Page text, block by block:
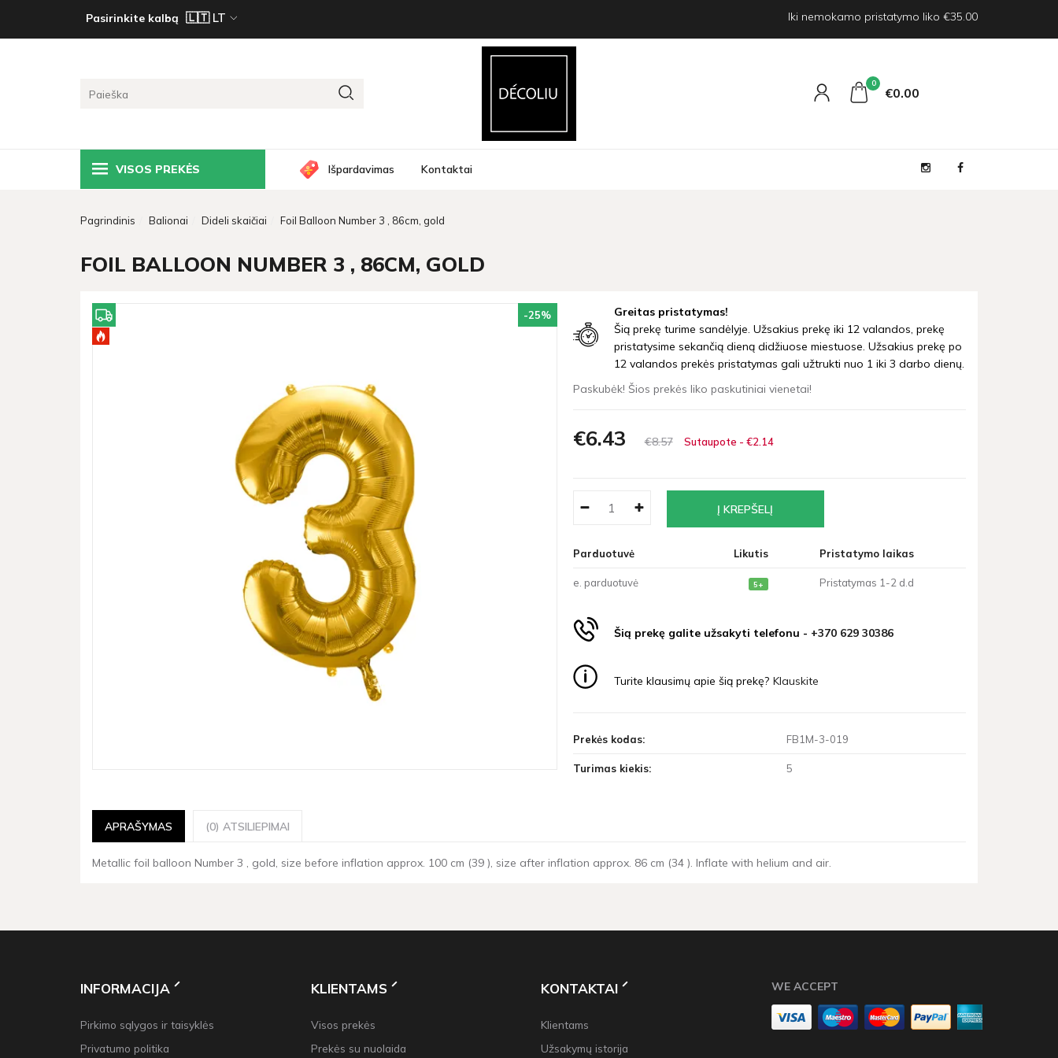
Pasirinkite kalbą Iki nemokamo pristatymo liko €35.00
0
€0 00
VISOS PREKĖS Išpardavimas Kontaktai
Pagrindinis Balionai Dideli skaičiai Foil Balloon Number 3 , 86cm, gold
FOIL BALLOON NUMBER 3 , 86CM, GOLD
-25%
Greitas pristatymas!
Šią prekę turime sandėlyje. Užsakius prekę iki 12 valandos, prekę
pristatysime sekančią dieną didžiuose miestuose. Užsakius prekę po
12 valandos prekės pristatymas gali užtrukti nuo 1 iki 3 darbo dienų.
Paskubėk! Šios prekės liko paskutiniai vienetai!
€6 43 €857 Sutaupote - €2 14
Parduotuvė Likutis Pristatymo laikas
e. parduotuvė 5+ Pristatymas 1-2 d.d
Šią prekę galite užsakyti telefonu - +370 629 30386
Turite klausimų apie šią prekę? Klauskite
Prekės kodas: FB1M-3-019
Turimas kiekis: 5
APRAŠYMAS (0) ATSILIEPIMAI
Metallic foil balloon Number 3 , gold, size before inflation approx. 100 cm (39 ), size after inflation approx. 86 cm (34 ). Inflate with helium and air.
INFORMACIJA
Pirkimo sąlygos ir taisyklės
Privatumo politika
KLIENTAMS
Visos prekės
Prekės su nuolaida
KONTAKTAI
Klientams
Užsakymų istorija
WE ACCEPT